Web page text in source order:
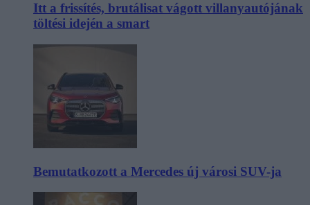
Itt a frissítés, brutálisat vágott villanyautójának
töltési idején a smart
Bemutatkozott a Mercedes új városi SUV-ja